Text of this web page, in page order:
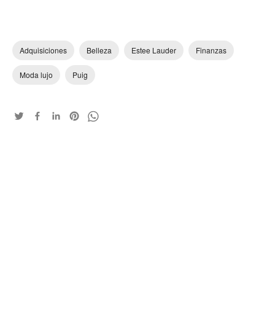
Adquisiciones Belleza Estee Lauder Finanzas
Moda lujo Puig